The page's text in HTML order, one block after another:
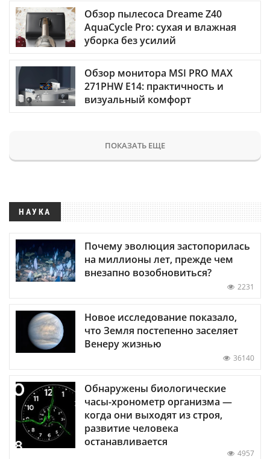
Обзор пылесоса Dreame Z40
AquaCycle Pro: сухая и влажная
уборка без усилий
Обзор монитора MSI PRO MAX
271PHW E14: практичность и
визуальный комфорт
ПОКАЗАТЬ ЕЩЕ
НАУКА
Почему эволюция застопорилась
на миллионы лет, прежде чем
внезапно возобновиться?
2231
Новое исследование показало,
что Земля постепенно заселяет
Венеру жизнью
36140
Обнаружены биологические
часы-хронометр организма —
когда они выходят из строя,
развитие человека
останавливается
4957